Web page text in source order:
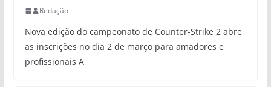
Redação
Nova edição do campeonato de Counter-Strike 2 abre
as inscrições no dia 2 de março para amadores e
profissionais A